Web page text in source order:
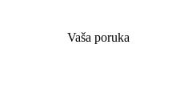
Vaša poruka